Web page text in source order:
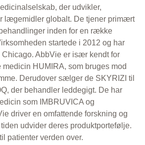
der udvikler,
lægemidler globalt. De tjener primært
inden for en række
startede i 2012 og har
Chicago. AbbVie er især kendt for
HUMIRA, som bruges mod
Derudover sælger de SKYRIZI til
der behandler leddegigt. De har
som IMBRUVICA og
driver en omfattende forskning og
udvider deres produktportefølje.
patienter verden over.